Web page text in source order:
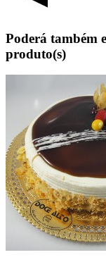
Poderá também
produto(s)